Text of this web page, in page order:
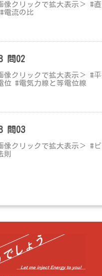
像クリックで拡大表示＞ #
電流の比
問02
像クリックで拡大表示＞ #
位 #電気力線と等電位線
問03
像クリックで拡大表示＞ #
則